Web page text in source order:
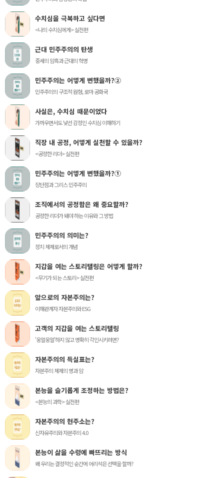
수치심을 극복하고 싶다면
<나의 수치심에게> 실전편
근대 민주주의의 탄생
중세의 암흑과 근대의 혁명
민주주의는 어떻게 변했을까?②
민주주의의 구조적 원형, 로마 공화국
사실은, 수치심 때문이었다
가까우면서도 낯선 감정인 수치심 이해하기
직장 내 공정, 어떻게 실천할 수 있을까?
<공정한 리더> 실전편
민주주의는 어떻게 변했을까?①
장단점과 그리스 민주주의
조직에서의 공정함은 왜 중요할까?
공정한 리더가 돼야 하는 이유와 그 방법
민주주의의 의미는?
정치 체제로서의 개념
지갑을 여는 스토리텔링은 어떻게 할까?
<무기가 되는 스토리> 실전편
앞으로의 자본주의는?
이해관계자 자본주의와 ESG
고객의 지갑을 여는 스토리텔링
'웅얼웅얼'하지 않고 명확히 각인시키려면?
자본주의의 득실표는?
자본주의 체제의 명과 암
본능을 슬기롭게 조정하는 방법은?
<본능의 과학> 실전편
자본주의의 현주소는?
신자유주의와 자본주의 4.0
본능이 삶을 수렁에 빠뜨리는 방식
왜 우리는 결정적인 순간에 어리석은 선택을 할까?